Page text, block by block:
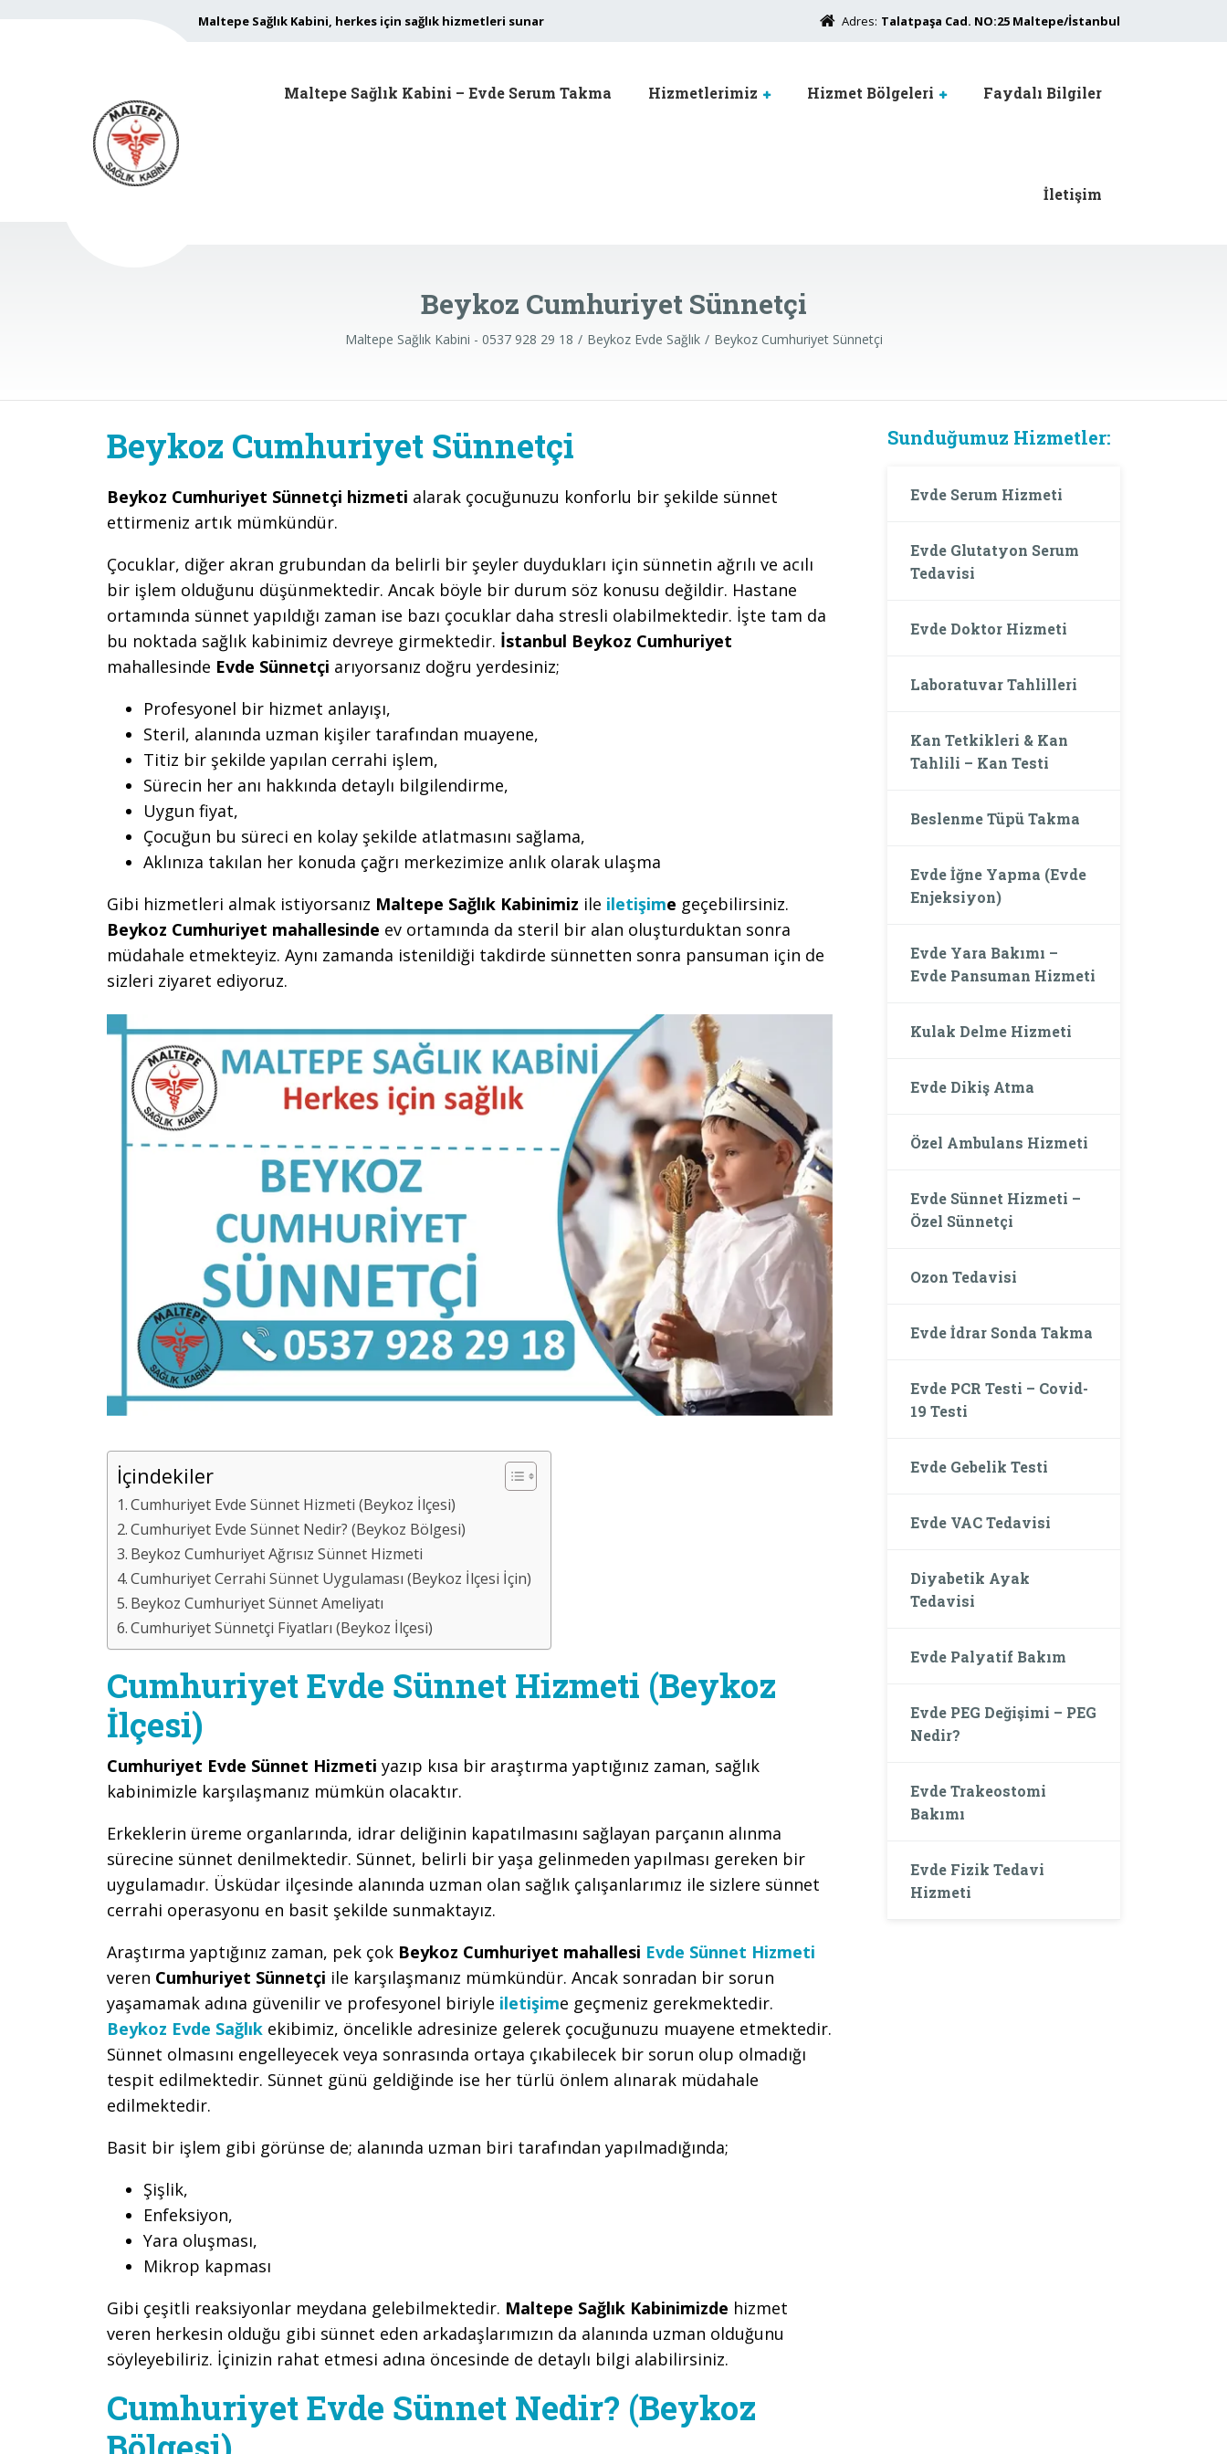
Maltepe Sağlık Kabini, herkes için sağlık hizmetleri sunar Adres: Talatpaşa Cad. NO:25 Maltepe/İstanbul
Maltepe Sağlık Kabini – Evde Serum Takma Hizmetlerimiz Hizmet Bölgeleri Faydalı Bilgiler
İletişim
Beykoz Cumhuriyet Sünnetçi
Maltepe Sağlık Kabini - 0537 928 29 18 Beykoz Evde Sağlık Beykoz Cumhuriyet Sünnetçi
Beykoz Cumhuriyet Sünnetçi
Beykoz Cumhuriyet Sünnetçi hizmeti alarak çocuğunuzu konforlu bir şekilde sünnet
ettirmeniz artık mümkündür.
Çocuklar, diğer akran grubundan da belirli bir şeyler duydukları için sünnetin ağrılı ve acılı
bir işlem olduğunu düşünmektedir. Ancak böyle bir durum söz konusu değildir. Hastane
ortamında sünnet yapıldığı zaman ise bazı çocuklar daha stresli olabilmektedir. İşte tam da
bu noktada sağlık kabinimiz devreye girmektedir. İstanbul Beykoz Cumhuriyet
mahallesinde Evde Sünnetçi arıyorsanız doğru yerdesiniz;
Profesyonel bir hizmet anlayışı,
Steril, alanında uzman kişiler tarafından muayene,
Titiz bir şekilde yapılan cerrahi işlem,
Sürecin her anı hakkında detaylı bilgilendirme,
Uygun fiyat,
Çocuğun bu süreci en kolay şekilde atlatmasını sağlama,
Aklınıza takılan her konuda çağrı merkezimize anlık olarak ulaşma
Gibi hizmetleri almak istiyorsanız Maltepe Sağlık Kabinimiz ile iletişime geçebilirsiniz.
Beykoz Cumhuriyet mahallesinde ev ortamında da steril bir alan oluşturduktan sonra
müdahale etmekteyiz. Aynı zamanda istenildiği takdirde sünnetten sonra pansuman için de
sizleri ziyaret ediyoruz.
İçindekiler
Cumhuriyet Evde Sünnet Hizmeti (Beykoz İlçesi)
Cumhuriyet Evde Sünnet Nedir? (Beykoz Bölgesi)
Beykoz Cumhuriyet Ağrısız Sünnet Hizmeti
Cumhuriyet Cerrahi Sünnet Uygulaması (Beykoz İlçesi İçin)
Beykoz Cumhuriyet Sünnet Ameliyatı
Cumhuriyet Sünnetçi Fiyatları (Beykoz İlçesi)
Cumhuriyet Evde Sünnet Hizmeti (Beykoz
İlçesi)
Cumhuriyet Evde Sünnet Hizmeti yazıp kısa bir araştırma yaptığınız zaman, sağlık
kabinimizle karşılaşmanız mümkün olacaktır.
Erkeklerin üreme organlarında, idrar deliğinin kapatılmasını sağlayan parçanın alınma
sürecine sünnet denilmektedir. Sünnet, belirli bir yaşa gelinmeden yapılması gereken bir
uygulamadır. Üsküdar ilçesinde alanında uzman olan sağlık çalışanlarımız ile sizlere sünnet
cerrahi operasyonu en basit şekilde sunmaktayız.
Araştırma yaptığınız zaman, pek çok Beykoz Cumhuriyet mahallesi Evde Sünnet Hizmeti
veren Cumhuriyet Sünnetçi ile karşılaşmanız mümkündür. Ancak sonradan bir sorun
yaşamamak adına güvenilir ve profesyonel biriyle iletişime geçmeniz gerekmektedir.
Beykoz Evde Sağlık ekibimiz, öncelikle adresinize gelerek çocuğunuzu muayene etmektedir.
Sünnet olmasını engelleyecek veya sonrasında ortaya çıkabilecek bir sorun olup olmadığı
tespit edilmektedir. Sünnet günü geldiğinde ise her türlü önlem alınarak müdahale
edilmektedir.
Basit bir işlem gibi görünse de; alanında uzman biri tarafından yapılmadığında;
Şişlik,
Enfeksiyon,
Yara oluşması,
Mikrop kapması
Gibi çeşitli reaksiyonlar meydana gelebilmektedir. Maltepe Sağlık Kabinimizde hizmet
veren herkesin olduğu gibi sünnet eden arkadaşlarımızın da alanında uzman olduğunu
söyleyebiliriz. İçinizin rahat etmesi adına öncesinde de detaylı bilgi alabilirsiniz.
Cumhuriyet Evde Sünnet Nedir? (Beykoz
Sunduğumuz Hizmetler:
Evde Serum Hizmeti
Evde Glutatyon Serum
Tedavisi
Evde Doktor Hizmeti
Laboratuvar Tahlilleri
Kan Tetkikleri & Kan
Tahlili – Kan Testi
Beslenme Tüpü Takma
Evde İğne Yapma (Evde
Enjeksiyon)
Evde Yara Bakımı –
Evde Pansuman Hizmeti
Kulak Delme Hizmeti
Evde Dikiş Atma
Özel Ambulans Hizmeti
Evde Sünnet Hizmeti –
Özel Sünnetçi
Ozon Tedavisi
Evde İdrar Sonda Takma
Evde PCR Testi – Covid-
19 Testi
Evde Gebelik Testi
Evde VAC Tedavisi
Diyabetik Ayak
Tedavisi
Evde Palyatif Bakım
Evde PEG Değişimi – PEG
Nedir?
Evde Trakeostomi
Bakımı
Evde Fizik Tedavi
Hizmeti